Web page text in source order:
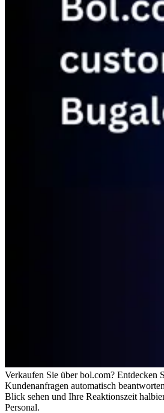
Verkaufen Sie über bol.com? Entdecken
Kundenanfragen automatisch
Blick sehen und Ihre Reaktionszeit
Personal.